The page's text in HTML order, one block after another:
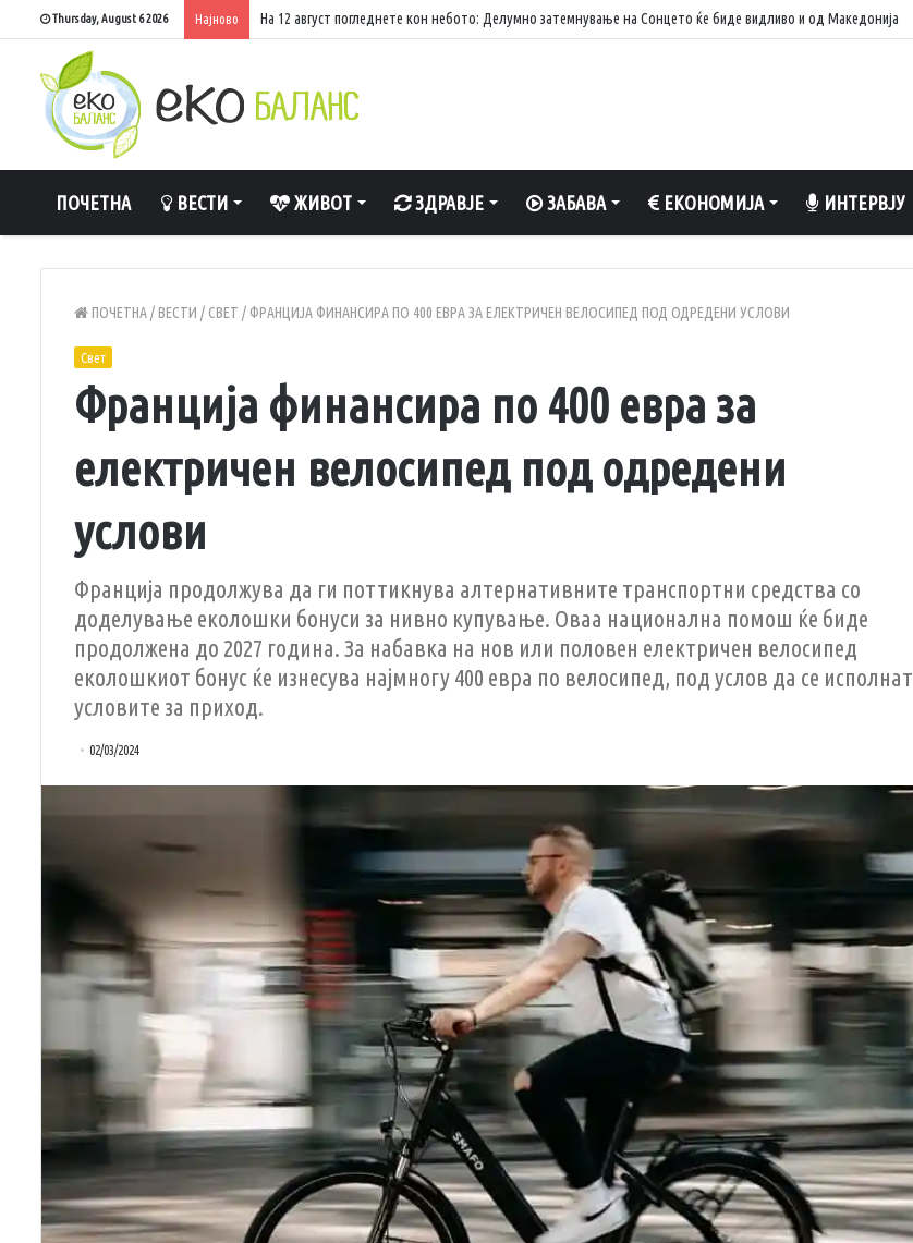
Thursday, August 6 2026 Најново Најчистите реки во Македонија – каде вреди да се разладите, да уживате во природа и да рибарите
ПОЧЕТНА ВЕСТИ ЖИВОТ ЗДРАВЈЕ ЗАБАВА ЕКОНОМИЈА ИНТЕРВЈУ
ПОЧЕТНА/ ВЕСТИ / СВЕТ / ФРАНЦИЈА ФИНАНСИРА ПО 400 ЕВРА ЗА ЕЛЕКТРИЧЕН ВЕЛОСИПЕД ПОД ОДРЕДЕНИ УСЛОВИ
Свет
Франција финансира по 400 евра за
електричен велосипед под одредени
услови
Франција продолжува да ги поттикнува алтернативните транспортни средства со
доделување еколошки бонуси за нивно купување. Оваа национална помош ќе биде
продолжена до 2027 година. За набавка на нов или половен електричен велосипед
еколошкиот бонус ќе изнесува најмногу 400 евра по велосипед, под услов да се исполнат
условите за приход.
02/03/2024